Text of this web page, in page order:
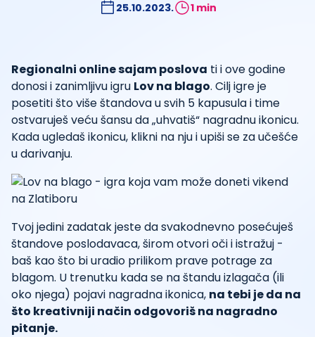
25.10.2023. 1 min
Regionalni online sajam poslova ti i ove godine
donosi i zanimljivu igru Lov na blago. Cilj igre je
posetiti što više štandova u svih 5 kapusula i time
ostvaruješ veću šansu da „uhvatiš“ nagradnu ikonicu.
Kada ugledaš ikonicu, klikni na nju i upiši se za učešće
u darivanju.
Tvoj jedini zadatak jeste da svakodnevno posećuješ
štandove poslodavaca, širom otvori oči i istražuj -
baš kao što bi uradio prilikom prave potrage za
blagom. U trenutku kada se na štandu izlagača (ili
oko njega) pojavi nagradna ikonica, na tebi je da na
što kreativniji način odgovoriš na nagradno
pitanje.